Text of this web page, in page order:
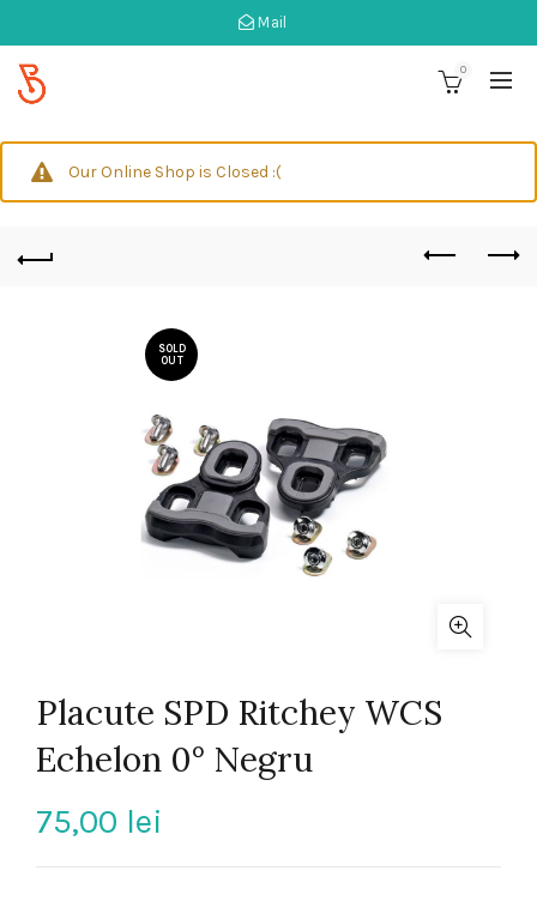
Mail
0
Our Online Shop is Closed :(
SOLD
OUT
Placute SPD Ritchey WCS
Echelon 0° Negru
75,00 lei